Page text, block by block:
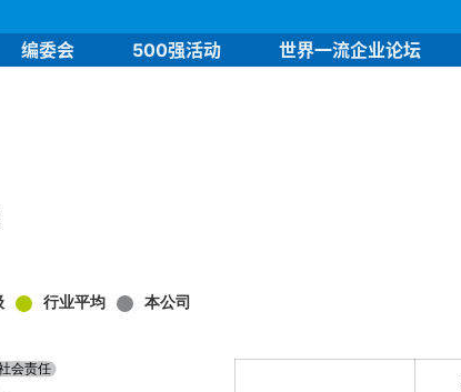
编委会 500强活动 世界一流企业论坛